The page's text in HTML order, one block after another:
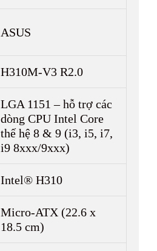
ASUS
H310M-V3 R2.0
LGA 1151 – hỗ trợ các
dòng CPU Intel Core
thế hệ 8 & 9 (i3, i5, i7,
i9 8xxx/9xxx)
Intel® H310
Micro-ATX (22.6 x
18.5 cm)